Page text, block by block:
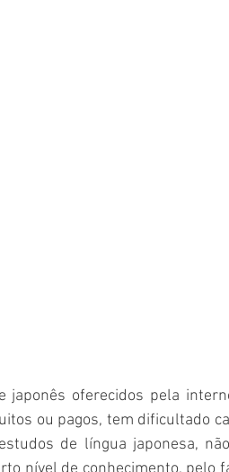
japonês oferecidos pela
ou pagos, tem dificultado
de língua japonesa,